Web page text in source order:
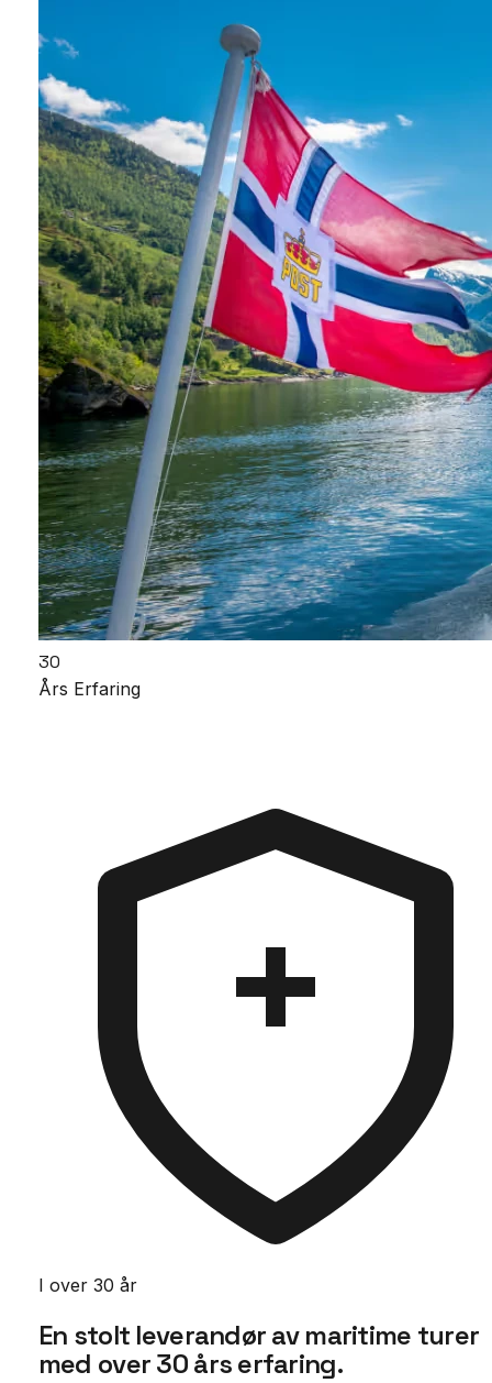
30
Års Erfaring
I over 30 år
En stolt leverandør av maritime turer
med over 30 års erfaring.